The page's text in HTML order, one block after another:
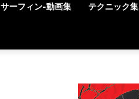
サーフィン-動画集 テクニック集